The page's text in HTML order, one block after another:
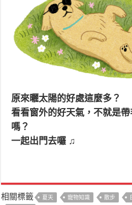
原來曬太陽的好處這麼多？
看看窗外的好天氣，不就是
嗎？
一起出門去囉 ♫
相關標籤 夏天 寵物知識 散步